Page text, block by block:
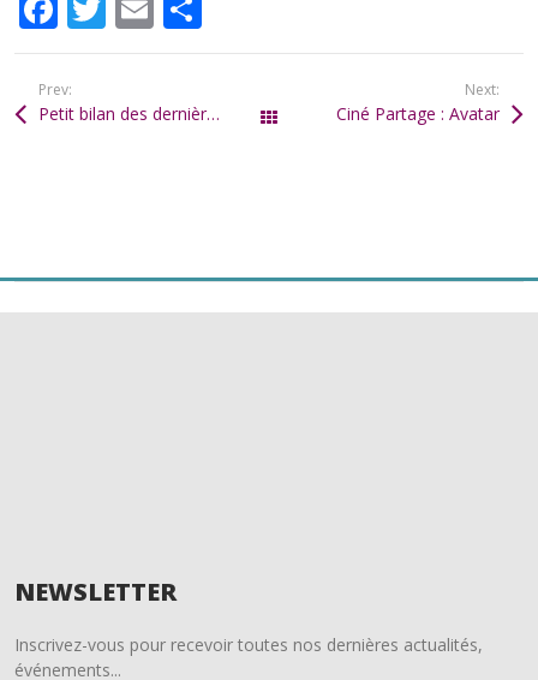
ac
e
b
w
er
m
l
ar
g
Prev:
Petit bilan des dernières actions 2022 Tous les articles
Next:
Ciné Partage : Avatar
NEWSLETTER
Inscrivez-vous pour recevoir toutes nos dernières actualités,
événements...